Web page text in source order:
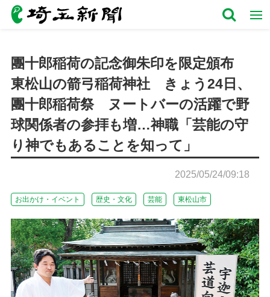
團十郎稲荷の記念御朱印を限定頒布
東松山の箭弓稲荷神社 きょう24日、
團十郎稲荷祭 ヌートバーの活躍で野
球関係者の参拝も増…神職「芸能の守
り神でもあることを知って」
2025/05/24/09:18
お出かけ・イベント 歴史・文化 芸能 東松山市